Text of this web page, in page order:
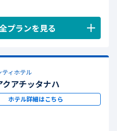
プランを見る
ティホテル
アチッタナハ
ホテル詳細はこちら